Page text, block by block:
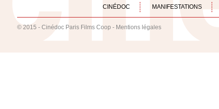
CINÉDOC MANIFESTATIONS
© 2015 - Cinédoc Paris Films Coop - Mentions légales